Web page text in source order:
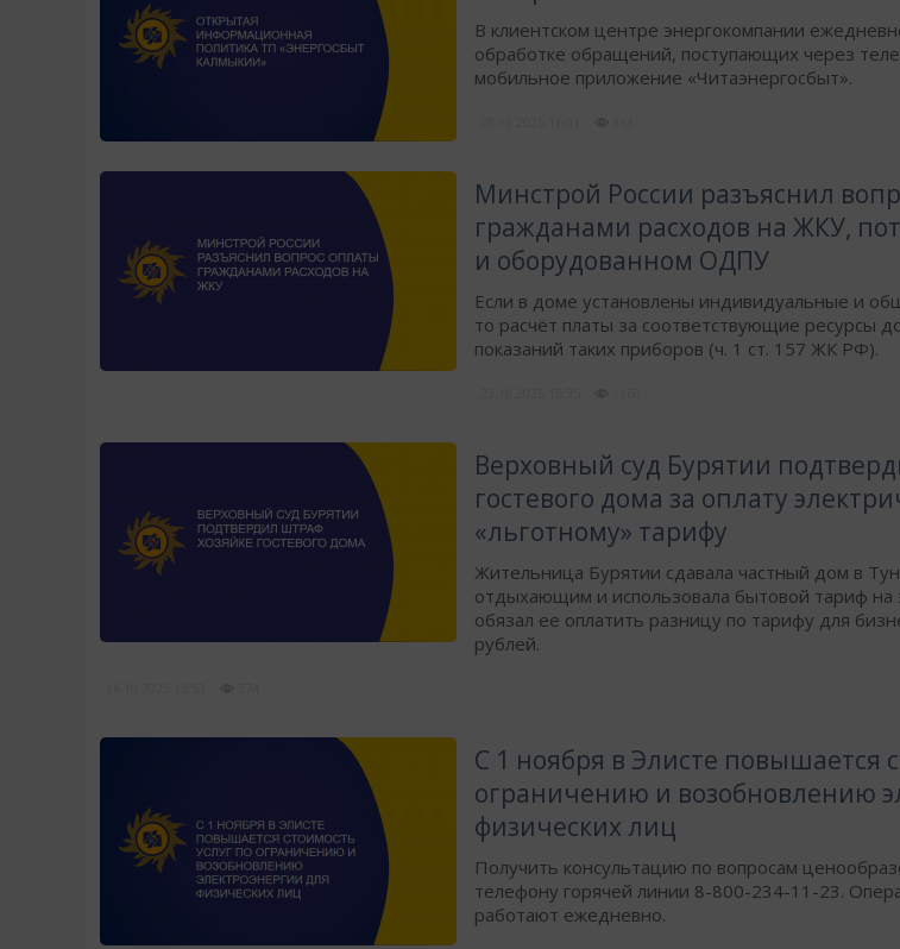
В клиентском центре энергокомпании
обработке обращений, поступающих через
мобильное приложение «Читаэнергосбыт».
​Минстрой России разъяснил
гражданами расходов на ЖКУ,
и оборудованном ОДПУ
Если в доме установлены индивидуальные и
то расчёт платы за соответствующие ресурсы
показаний таких приборов (ч. 1 ст. 157 ЖК РФ).
Верховный суд Бурятии
гостевого дома за оплату
«льготному» тарифу
​Жительница Бурятии сдавала частный дом в
отдыхающим и использовала бытовой тариф на
обязал ее оплатить разницу по тарифу для
рублей.
С 1 ноября в Элисте повышается
ограничению и возобновлению
физических лиц
Получить консультацию по вопросам
телефону горячей линии 8-800-234-11-23.
работают ежедневно.